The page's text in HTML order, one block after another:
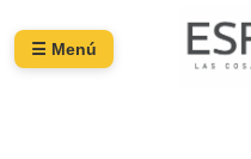
☰ Menú